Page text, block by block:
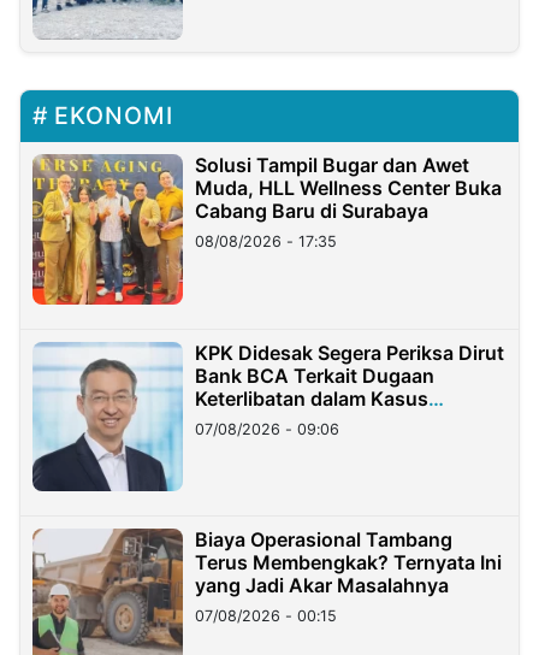
EKONOMI
Solusi Tampil Bugar dan Awet
Muda, HLL Wellness Center Buka
Cabang Baru di Surabaya
08/08/2026 - 17:35
KPK Didesak Segera Periksa Dirut
Bank BCA Terkait Dugaan
Keterlibatan dalam Kasus
Hilangnya Dana Nasabah Rp2,58
Miliar
07/08/2026 - 09:06
Biaya Operasional Tambang
Terus Membengkak? Ternyata Ini
yang Jadi Akar Masalahnya
07/08/2026 - 00:15